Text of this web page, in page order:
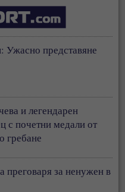
Ужасно представяне
и легендарен
с почетни медали от
гребане
преговаря за ненужен в